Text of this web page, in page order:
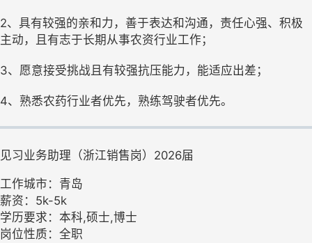
2、具有较强的亲和力，善于表达和沟通，责任心强、积极
主动，且有志于长期从事农资行业工作；
3、愿意接受挑战且有较强抗压能力，能适应出差；
4、熟悉农药行业者优先，熟练驾驶者优先。
见习业务助理（浙江销售岗）2026届
工作城市：青岛
薪资：5k-5k
学历要求：本科,硕士,博士
岗位性质：全职